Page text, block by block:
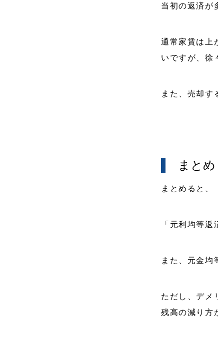
当初の返済が
通常家賃は上
いですが、徐
また、売却す
まとめ
まとめると、
「元利均等
また、元金均
ただし、デメ
残高の減り方